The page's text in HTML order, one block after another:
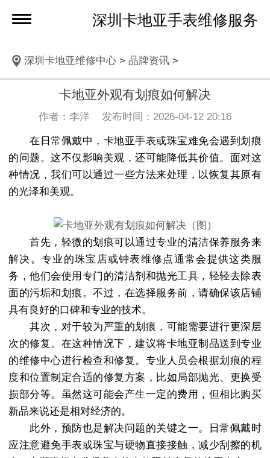
深圳卡地亚手表维修服务
深圳卡地亚维修中心> 品牌资讯>
卡地亚外观有划痕如何解决
作者：李洋 发布时间：2026-04-12 20:16
在日常佩戴中，卡地亚手表或珠宝难免会遇到划痕
的问题。这不仅影响美观，还可能降低其价值。面对这
种情况，我们可以通过一些方法来处理，以恢复其原有
的光泽和美观。
首先，轻微的划痕可以通过专业的清洁保养服务来
解决。专业的珠宝店或钟表维修点通常会提供这类服
务，他们会使用专门的清洁剂和抛光工具，轻轻去除表
面的污垢和划痕。不过，在选择服务前，请确保该店铺
具有良好的口碑和专业的技术。
其次，对于较为严重的划痕，可能需要进行更深层
次的修复。在这种情况下，建议将卡地亚制品送到专业
的维修中心进行检查和修复。专业人员会根据划痕的程
度和位置制定合适的修复方案，比如局部抛光、更换受
损部分等。虽然这可能会产生一定的费用，但相比购买
新品来说还是相对经济的。
此外，预防也是解决问题的关键之一。日常佩戴时
应注意避免手表或珠宝与硬物直接接触，减少刮擦的机